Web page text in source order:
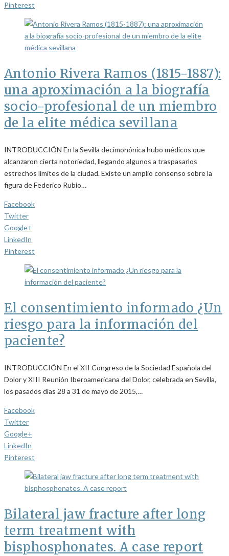
Pinterest
Antonio Rivera Ramos (1815-1887):
una aproximación a la biografía
socio-profesional de un miembro
de la elite médica sevillana
INTRODUCCIÓN En la Sevilla decimonónica hubo médicos que
alcanzaron cierta notoriedad, llegando algunos a traspasarlos
estrechos límites de la ciudad. Existe un amplio consenso sobre la
figura de Federico Rubio…
Facebook
Twitter
Google+
LinkedIn
Pinterest
El consentimiento informado ¿Un
riesgo para la información del
paciente?
INTRODUCCIÓN En el XII Congreso de la Sociedad Española del
Dolor y XIII Reunión Iberoamericana del Dolor, celebrada en Sevilla,
los pasados días 28 a 31 de mayo de 2015,…
Facebook
Twitter
Google+
LinkedIn
Pinterest
Bilateral jaw fracture after long
term treatment with
bisphosphonates. A case report